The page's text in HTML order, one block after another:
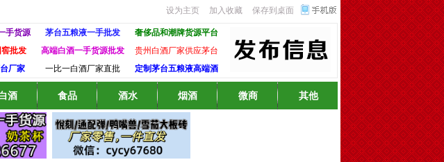
设为主页 加入收藏 保存到桌面
手货源 茅台五粮液一手批发
奢侈品和潮牌货源平台
批发 高端白酒一手货源批发
贵州白酒厂家供应茅台
厂家 一比一白酒厂家直批 定制茅台五粮液高端酒
酒 食品 酒水 烟酒 微商 其他